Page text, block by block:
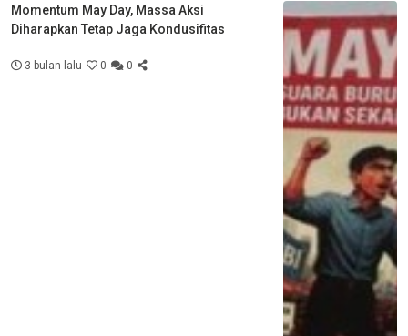
Momentum May Day, Massa Aksi
Diharapkan Tetap Jaga Kondusifitas
3 bulan lalu 0 0